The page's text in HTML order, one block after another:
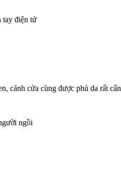
tay điện tử
cánh cửa cùng được phủ da rất
ngồi